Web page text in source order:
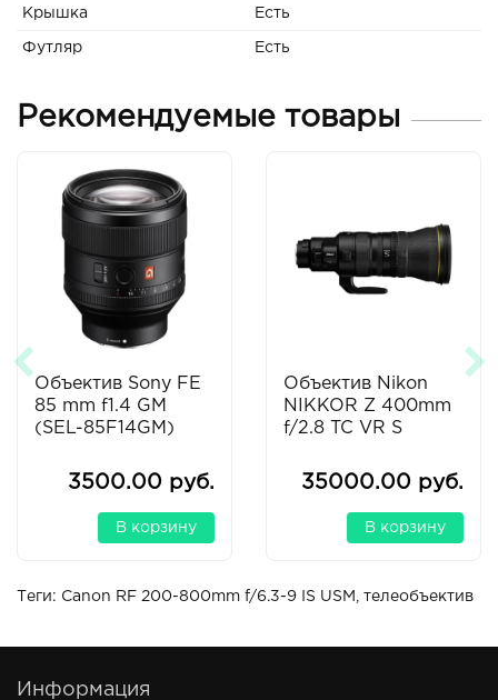
Крышка Есть
Футляр Есть
Рекомендуемые товары
Объектив Sony FE
85 mm f1.4 GM
(SEL-85F14GM)
3500.00 руб.
В корзину
Объектив Nikon
NIKKOR Z 400mm
f/2.8 TC VR S
35000.00 руб.
В корзину
Теги: Canon RF 200-800mm f/6.3-9 IS USM телеобъектив
Информация